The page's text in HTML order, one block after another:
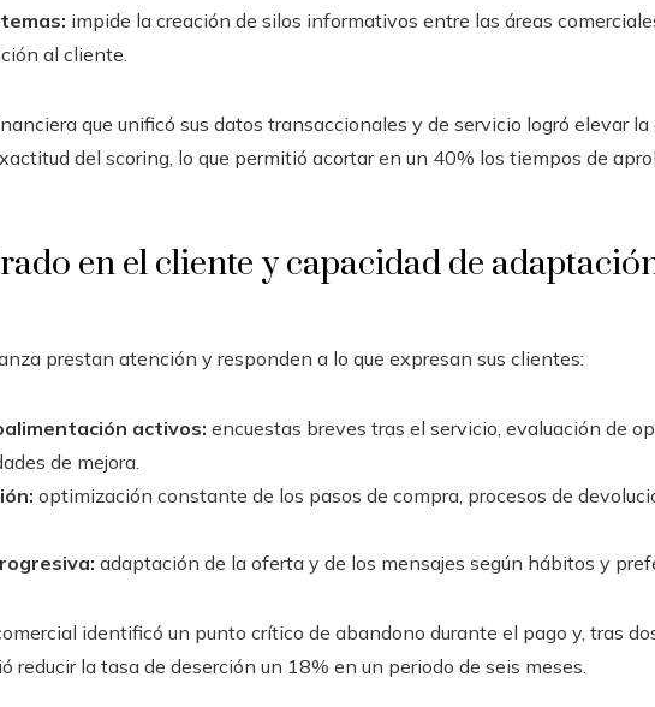
impide la creación de silos informativos entre las áreas
al cliente.
que unificó sus datos transaccionales y de servicio logró elevar
del scoring, lo que permitió acortar en un 40% los tiempos de
en el cliente y capacidad de
prestan atención y responden a lo que expresan sus clientes:
activos: encuestas breves tras el servicio, evaluación de
de mejora.
optimización constante de los pasos de compra, procesos de
adaptación de la oferta y de los mensajes según hábitos y
identificó un punto crítico de abandono durante el pago y, tras
reducir la tasa de deserción un 18% en un periodo de seis meses.